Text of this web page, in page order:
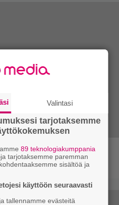
tauolta – tältä
Valintasi
tarjotaksemme
89 teknologiakumppania
tarjotaksemme paremman
sisältöä ja
käyttöön seuraavasti
tallennamme evästeitä